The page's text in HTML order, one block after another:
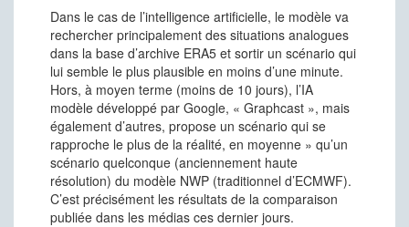
Dans le cas de l’intelligence artificielle, le modèle va
rechercher principalement des situations analogues
dans la base d’archive ERA5 et sortir un scénario qui
lui semble le plus plausible en moins d’une minute.
Hors, à moyen terme (moins de 10 jours), l’IA
modèle développé par Google, « Graphcast », mais
également d’autres, propose un scénario qui se
rapproche le plus de la réalité, en moyenne » qu’un
scénario quelconque (anciennement haute
résolution) du modèle NWP (traditionnel d’ECMWF).
C’est précisément les résultats de la comparaison
publiée dans les médias ces dernier jours.